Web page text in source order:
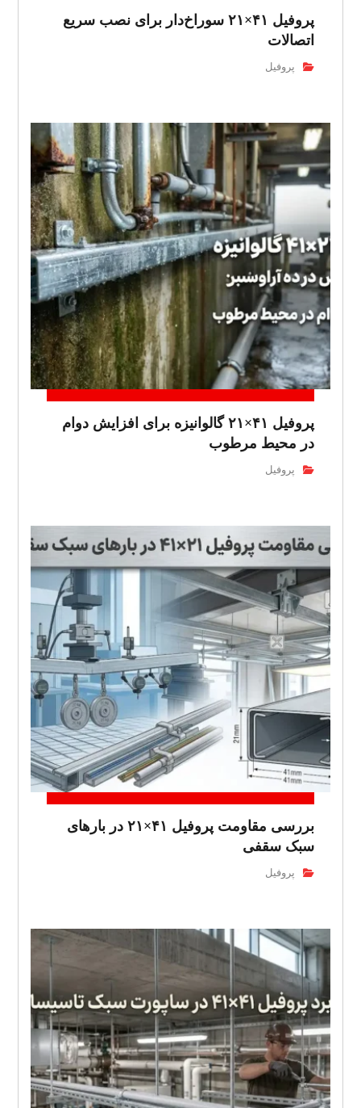
پروفیل ۴۱×۲۱ سوراخ‌دار برای نصب سریع
اتصالات
پروفیل
پروفیل ۴۱×۲۱ گالوانیزه برای افزایش دوام
در محیط مرطوب
پروفیل
بررسی مقاومت پروفیل ۴۱×۲۱ در بارهای
سبک سقفی
پروفیل